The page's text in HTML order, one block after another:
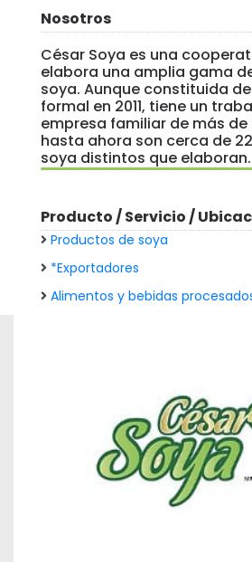
Nosotros
César Soya es una
elabora una amplia gama
soya. Aunque constituida
formal en 2011, tiene un
empresa familiar de más
hasta ahora son cerca de
soya distintos que elaboran.
Producto / Servicio /
Productos de soya
*Exportadores
Alimentos y bebidas